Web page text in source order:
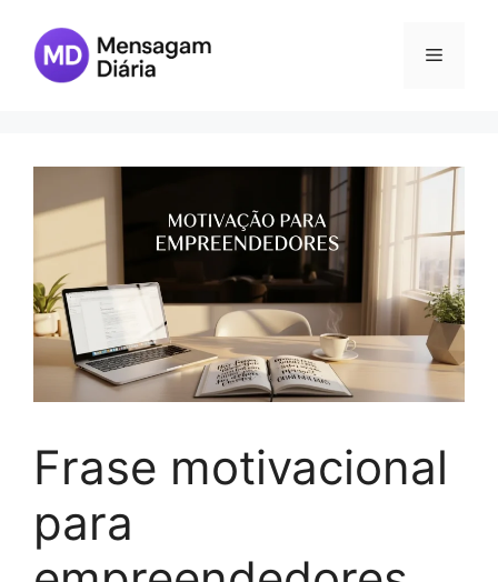
content
Menu
Frase motivacional
para